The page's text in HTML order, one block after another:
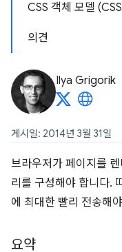
CSS 객체 모델
의견
Ilya Grigorik
게시일: 2014년 3월 31일
브라우저가 페이지를
리를 구성해야 합니다.
에 최대한 빨리 전송해
요약